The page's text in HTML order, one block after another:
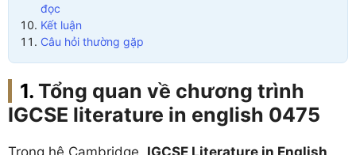
đọc
Kết luận
Câu hỏi thường gặp
Tổng quan về chương trình
IGCSE literature in english 0475
Trong hệ Cambridge, IGCSE Literature in English